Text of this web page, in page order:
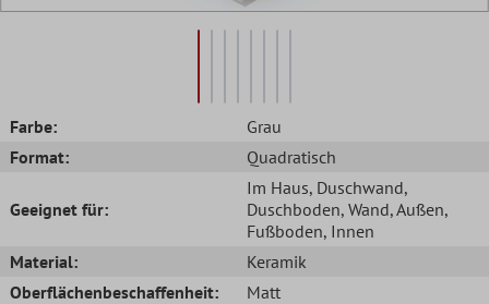
Farbe:
Grau
Format:
Quadratisch
Geeignet für:
Im Haus, Duschwand,
Duschboden, Wand, Außen,
Fußboden, Innen
Material:
Keramik
Oberflächenbeschaffenheit:
Matt